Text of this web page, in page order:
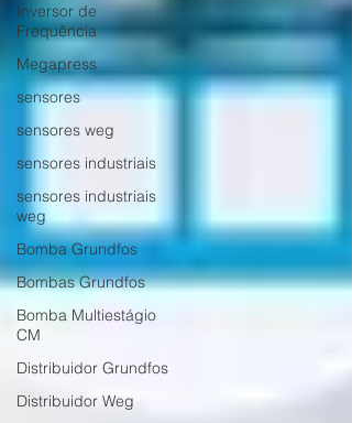
Inversor de
Frequência
Megapress
sensores
sensores weg
sensores industriais
sensores industriais
weg
Bomba Grundfos
Bombas Grundfos
Bomba Multiestágio
CM
Distribuidor Grundfos
Distribuidor Weg